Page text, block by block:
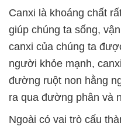
Canxi là khoáng chất
giúp chúng ta sống,
canxi của chúng ta
người khỏe mạnh,
đường ruột non hằng
ra qua đường phân và
Ngoài có vai trò cấu